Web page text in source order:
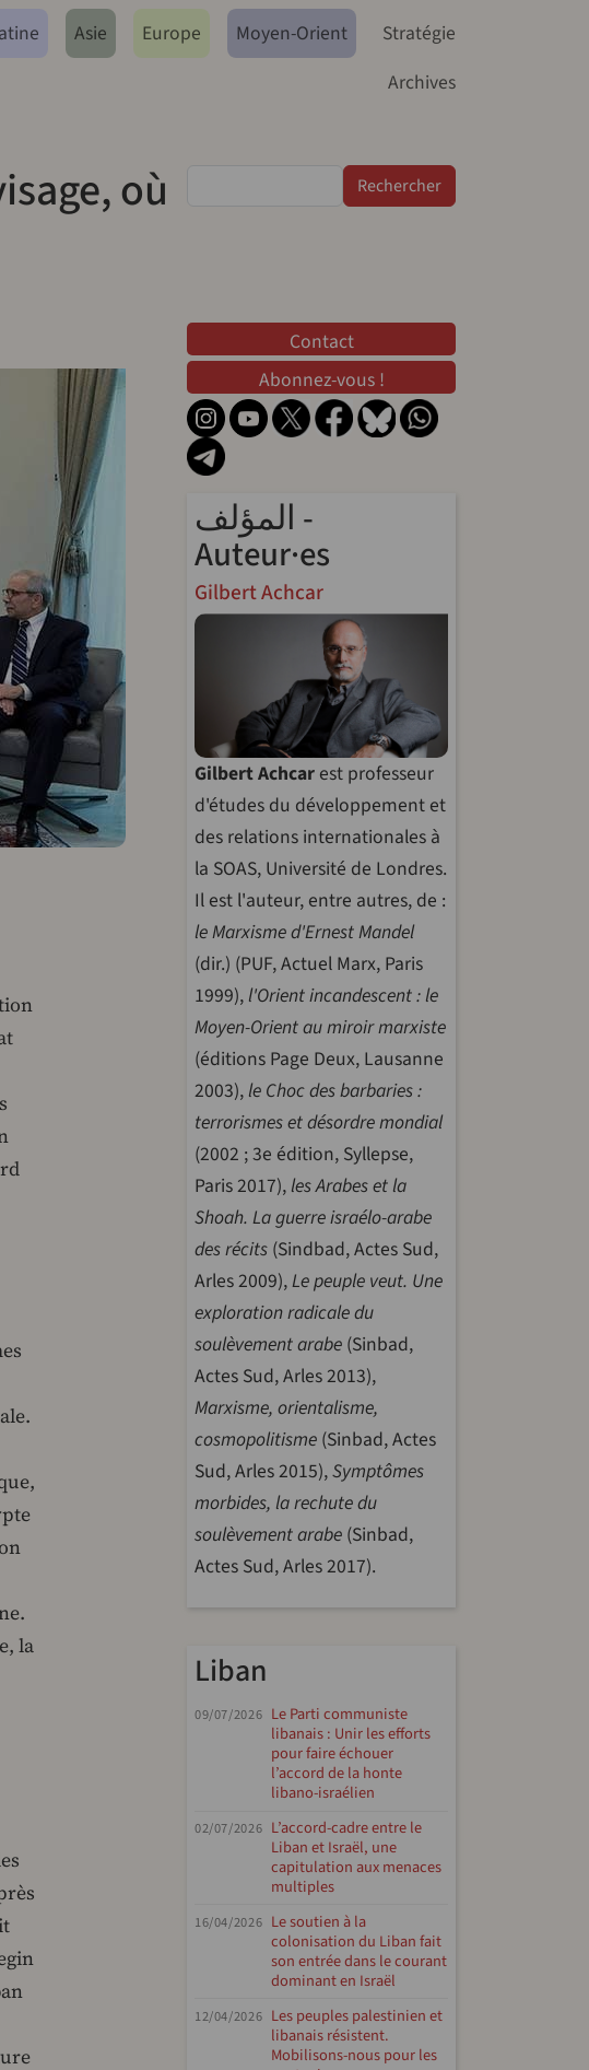
Asie Europe Moyen-Orient
Stratégie
Archives
où
la
Contact
Abonnez-vous !
المؤلف -
Auteur·es
Gilbert Achcar
Gilbert Achcar est professeur
d'études du développement et
des relations internationales à
la SOAS, Université de Londres.
Il est l'auteur, entre autres, de :
le Marxisme d'Ernest Mandel
(dir.) (PUF, Actuel Marx, Paris
1999), l'Orient incandescent : le
Moyen-Orient au miroir marxiste
(éditions Page Deux, Lausanne
2003), le Choc des barbaries :
terrorismes et désordre mondial
(2002 ; 3e édition, Syllepse,
Paris 2017), les Arabes et la
Shoah. La guerre israélo-arabe
des récits (Sindbad, Actes Sud,
Arles 2009),Le peuple veut. Une
exploration radicale du
soulèvement arabe (Sinbad,
Actes Sud, Arles 2013),
Marxisme, orientalisme,
cosmopolitisme (Sinbad, Actes
Sud, Arles 2015),Symptômes
morbides, la rechute du
soulèvement arabe (Sinbad,
Actes Sud, Arles 2017).
Liban
09/07/2026 Le Parti communiste
libanais : Unir les efforts
pour faire échouer
l’accord de la honte
libano-israélien
02/07/2026 L’accord-cadre entre le
Liban et Israël, une
capitulation aux menaces
multiples
16/04/2026 Le soutien à la
colonisation du Liban fait
son entrée dans le courant
dominant en Israël
12/04/2026 Les peuples palestinien et
libanais résistent.
Mobilisons-nous pour les